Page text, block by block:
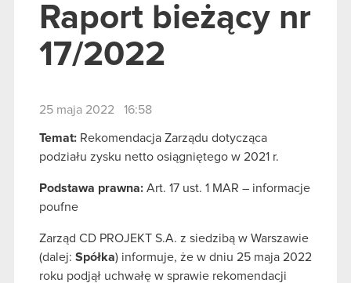
Raport bieżący nr
17/2022
25 maja 2022 16:58
Temat: Rekomendacja Zarządu dotycząca
podziału zysku netto osiągniętego w 2021 r.
Podstawa prawna: Art. 17 ust. 1 MAR – informacje
poufne
Zarząd CD PROJEKT S.A. z siedzibą w Warszawie
(dalej: Spółka) informuje, że w dniu 25 maja 2022
roku podjął uchwałę w sprawie rekomendacji